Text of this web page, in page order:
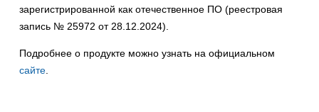
зарегистрированной как отечественное ПО (реестровая
запись № 25972 от 28.12.2024).
Подробнее о продукте можно узнать на официальном
сайте.